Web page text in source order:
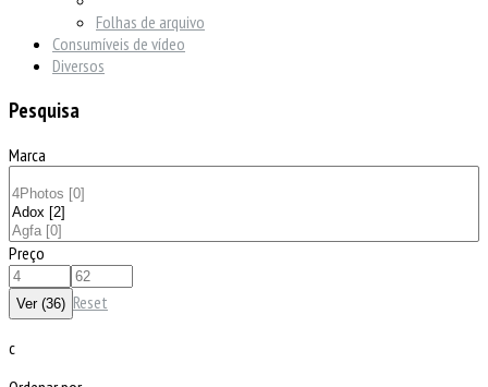
Folhas de arquivo
Consumíveis de vídeo
Diversos
Pesquisa
Marca
Preço
Reset
c